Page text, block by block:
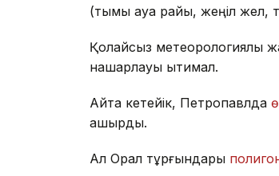
(тымық ауа райы, жеңіл
Қолайсыз метеорологиялық
нашарлауы ықтимал.
Айта кетейік, Петропавлда
қашырды.
Ал Орал тұрғындары